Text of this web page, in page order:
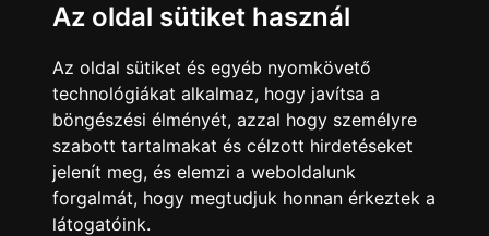
Az oldal sütiket használ
Az oldal sütiket és egyéb nyomkövető
technológiákat alkalmaz, hogy javítsa a
böngészési élményét, azzal hogy személyre
szabott tartalmakat és célzott hirdetéseket
jelenít meg, és elemzi a weboldalunk
forgalmát, hogy megtudjuk honnan érkeztek a
látogatóink.
Kövess minket!
Sárvár lendületben Sárvár lendületben
Nyilatkozatok
Impresszum Felhasználási feltételek Adatkezelési tájékoztató
Akadálymentesítési nyilatkozat